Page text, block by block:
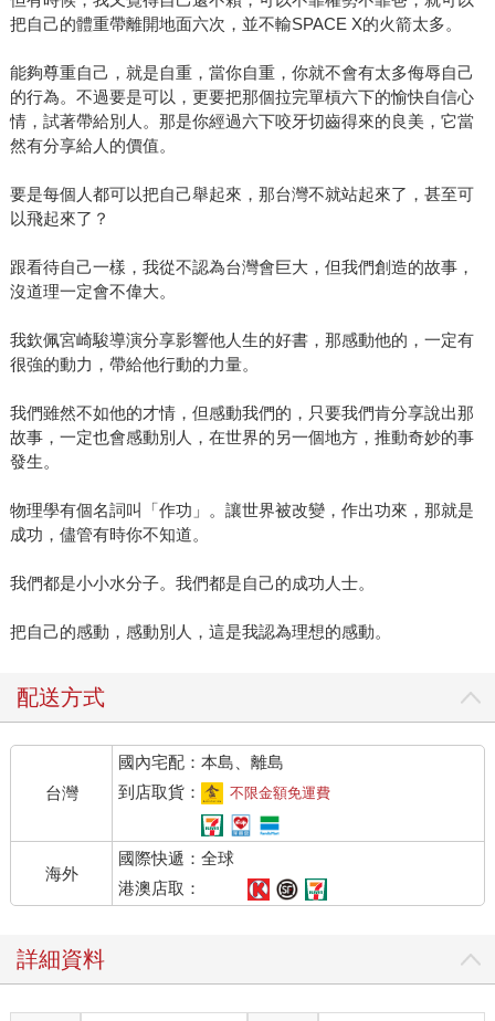
把自己的體重帶離開地面六次，並不輸SPACE X的火箭太多。
能夠尊重自己，就是自重，當你自重，你就不會有太多侮辱自己
的行為。不過要是可以，更要把那個拉完單槓六下的愉快自信心
情，試著帶給別人。那是你經過六下咬牙切齒得來的良美，它當
然有分享給人的價值。
要是每個人都可以把自己舉起來，那台灣不就站起來了，甚至可
以飛起來了？
跟看待自己一樣，我從不認為台灣會巨大，但我們創造的故事，
沒道理一定會不偉大。
我欽佩宮崎駿導演分享影響他人生的好書，那感動他的，一定有
很強的動力，帶給他行動的力量。
我們雖然不如他的才情，但感動我們的，只要我們肯分享說出那
故事，一定也會感動別人，在世界的另一個地方，推動奇妙的事
發生。
物理學有個名詞叫「作功」。讓世界被改變，作出功來，那就是
成功，儘管有時你不知道。
我們都是小小水分子。我們都是自己的成功人士。
把自己的感動，感動別人，這是我認為理想的感動。
配送方式
台灣
國內宅配：本島、離島
到店取貨：
不限金額免運費
海外
國際快遞：全球
港澳店取：
詳細資料